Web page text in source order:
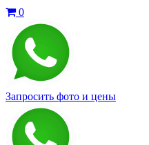
0
Запросить фото и цены